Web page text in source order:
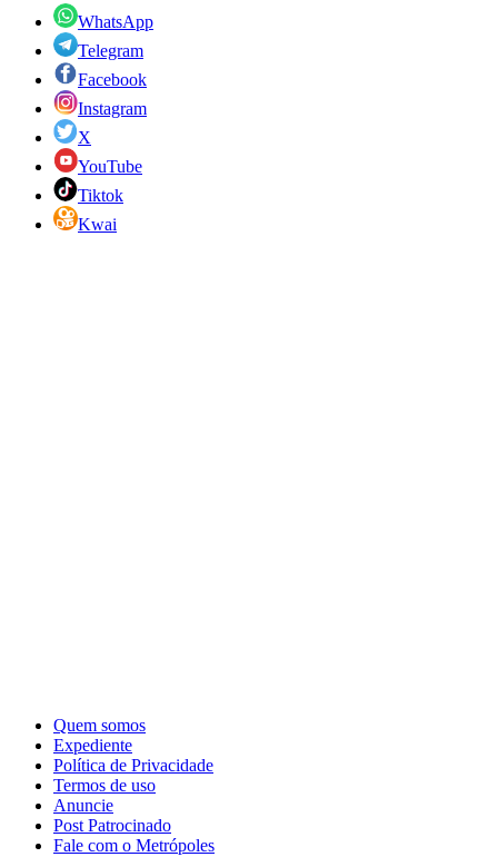
WhatsApp
Telegram
Facebook
Instagram
X
YouTube
Tiktok
Kwai
Quem somos
Expediente
Política de Privacidade
Termos de uso
Anuncie
Post Patrocinado
Fale com o Metrópoles